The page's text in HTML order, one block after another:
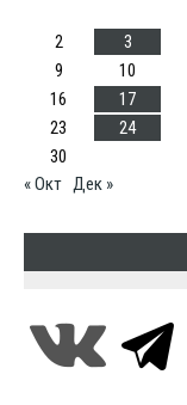
2
3
9
10
16
17
23
24
30
« Окт Дек »